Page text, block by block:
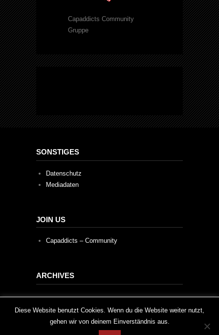
Capaddicts Community
Gruppe
SONSTIGES
Datenschutz
Mediadaten
JOIN US
Capaddicts – Community
ARCHIVES
Archives
This website uses cookies to improve your experience. We'll
assume you're ok with this, but you can opt-out if you wish.
Diese Website benutzt Cookies. Wenn du die Website weiter nutzt,
gehen wir von deinem Einverständnis aus.